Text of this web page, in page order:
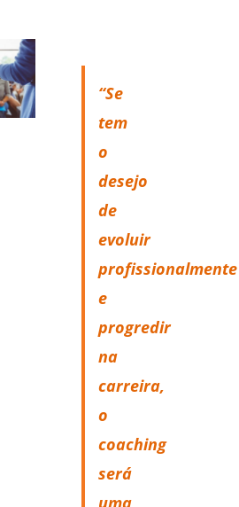
“Se
tem
o
desejo
de
evoluir
profissionalmente
e
progredir
na
carreira,
o
coaching
será
uma